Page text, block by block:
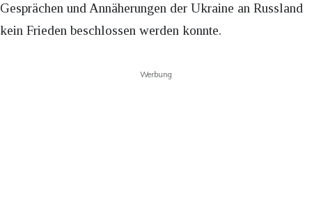
Gesprächen und Annäherungen der Ukraine an Russland
kein Frieden beschlossen werden konnte.
Werbung